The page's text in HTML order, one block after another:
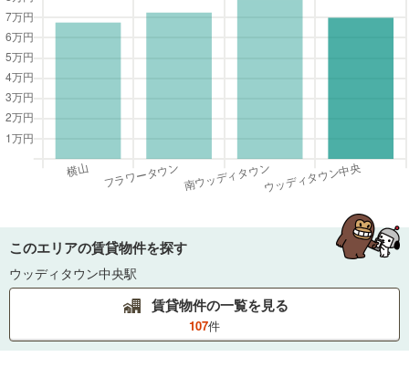
このエリアの賃貸物件を探す
ウッディタウン中央駅
賃貸物件の一覧を見る
107件